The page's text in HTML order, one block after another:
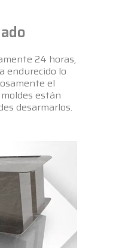
24 horas,
endurecido lo
el
están
desarmarlos.